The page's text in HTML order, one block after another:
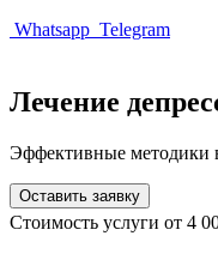
Whatsapp Telegram
Лечение
Эффективные методики
Оставить заявку
Стоимость услуги от 4